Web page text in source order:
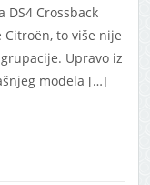
DS4 Crossback
Citroën, to više nije
Upravo iz
modela […]